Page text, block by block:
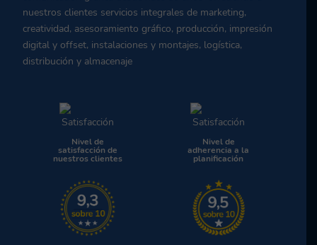
nuestros clientes servicios integrales de marketing,
creatividad, asesoramiento gráfico, producción, impresión
digital y offset, instalaciones y montajes, logística,
distribución y almacenaje
Nivel de
satisfacción de
nuestros clientes
Nivel de
adherencia a la
planificación